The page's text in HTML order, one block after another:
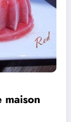
maison